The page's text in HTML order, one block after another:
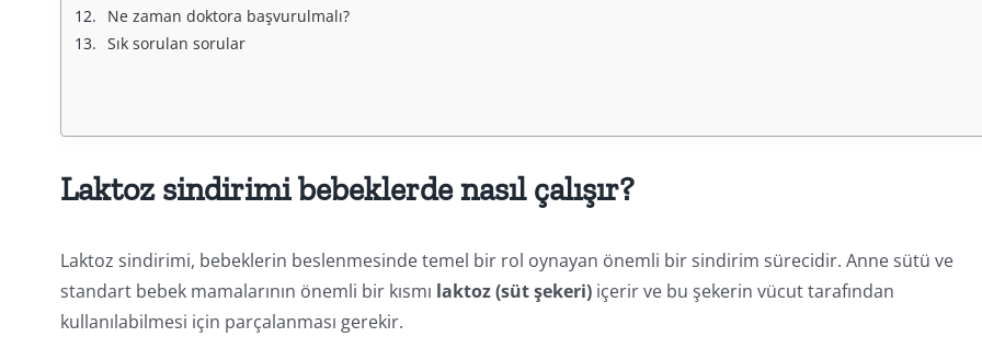
Ne zaman doktora başvurulmalı?
Sık sorulan sorular
Laktoz sindirimi bebeklerde nasıl çalışır?
Laktoz sindirimi, bebeklerin beslenmesinde temel bir rol oynayan önemli bir sindirim sürecidir. Anne sütü ve
standart bebek mamalarının önemli bir kısmı laktoz (süt şekeri) içerir ve bu şekerin vücut tarafından
kullanılabilmesi için parçalanması gerekir.